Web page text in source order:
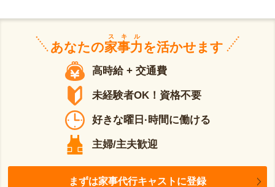
あなたの家事力
スキル
を活かせます
高時給 + 交通費
未経験者OK！資格不要
好きな曜日·時間に働ける
主婦/主夫歓迎
まずは家事代行キャストに登録